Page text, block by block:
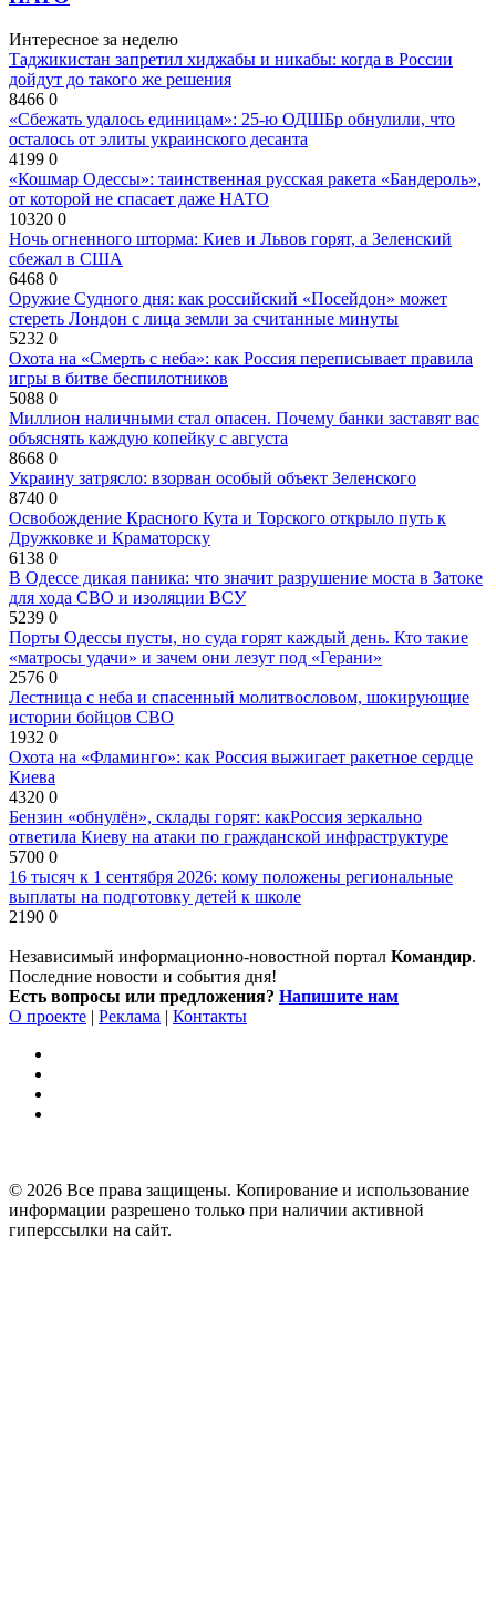
Интересное за неделю
Таджикистан запретил хиджабы и никабы: когда в России
дойдут до такого же решения
8466 0
«Сбежать удалось единицам»: 25-ю ОДШБр обнулили, что
осталось от элиты украинского десанта
4199 0
«Кошмар Одессы»: таинственная русская ракета «Бандероль»,
от которой не спасает даже НАТО
10320 0
Ночь огненного шторма: Киев и Львов горят, а Зеленский
сбежал в США
6468 0
Оружие Судного дня: как российский «Посейдон» может
стереть Лондон с лица земли за считанные минуты
5232 0
Охота на «Смерть с неба»: как Россия переписывает правила
игры в битве беспилотников
5088 0
Миллион наличными стал опасен. Почему банки заставят вас
объяснять каждую копейку с августа
8668 0
Украину затрясло: взорван особый объект Зеленского
8740 0
Освобождение Красного Кута и Торского открыло путь к
Дружковке и Краматорску
6138 0
В Одессе дикая паника: что значит разрушение моста в Затоке
для хода СВО и изоляции ВСУ
5239 0
Порты Одессы пусты, но суда горят каждый день. Кто такие
«матросы удачи» и зачем они лезут под «Герани»
2576 0
Лестница с неба и спасенный молитвословом, шокирующие
истории бойцов СВО
1932 0
Охота на «Фламинго»: как Россия выжигает ракетное сердце
Киева
4320 0
Бензин «обнулён», склады горят: какРоссия зеркально
ответила Киеву на атаки по гражданской инфраструктуре
5700 0
16 тысяч к 1 сентября 2026: кому положены региональные
выплаты на подготовку детей к школе
2190 0
Независимый информационно-новостной портал Командир.
Последние новости и события дня!
Есть вопросы или предложения? Напишите нам
О проекте | Реклама | Контакты
© 2026 Все права защищены. Копирование и использование
информации разрешено только при наличии активной
гиперссылки на сайт.